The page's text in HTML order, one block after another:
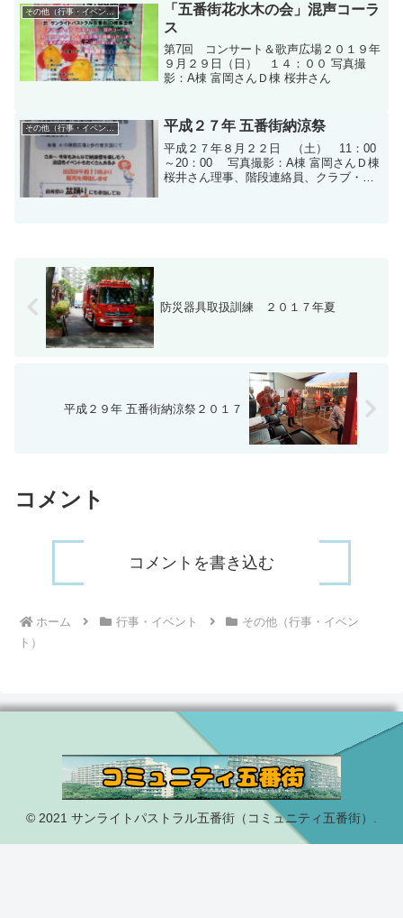
その他（行事・イベント）
「五番街花水木の会」混声コーラ
ス
第7回 コンサート＆歌声広場２０１９年
９月２９日（日） １４：００ 写真撮
影：A棟 富岡さんＤ棟 桜井さん
その他（行事・イベント） 平成２７年 五番街納涼祭
平成２７年８月２２日 （土） 11：00
～20：00 写真撮影：A棟 富岡さんＤ棟
桜井さん理事、階段連絡員、クラブ・サ
防災器具取扱訓練 ２０１７年夏
平成２９年 五番街納涼祭２０１７
コメント
コメントを書き込む
ホーム 行事・イベント
その他（行事・イベン
ト）
© 2021 サンライトパストラル五番街（コミュニティ五番街）.